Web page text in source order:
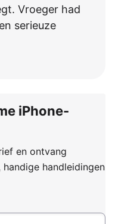
Vroeger had
serieuze
iPhone-
en ontvang
handleidingen